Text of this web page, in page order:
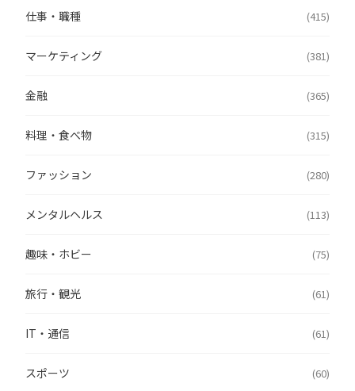
仕事・職種 (415)
マーケティング (381)
金融 (365)
料理・食べ物 (315)
ファッション (280)
メンタルヘルス (113)
趣味・ホビー (75)
旅行・観光 (61)
IT・通信 (61)
スポーツ (60)